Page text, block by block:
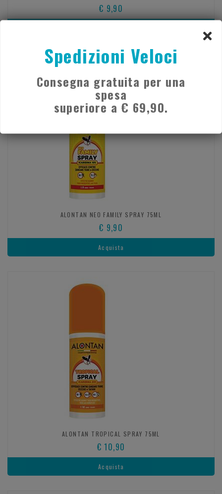
€ 9,90
ALONTAN NEO FAMILY SPRAY 75ML
€ 9,90
Acquista
ALONTAN TROPICAL SPRAY 75ML
€ 10,90
Acquista
Spedizioni Veloci
Consegna gratuita per una
spesa
superiore a € 69,90.